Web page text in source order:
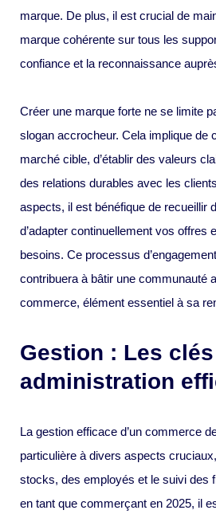
marque. De plus, il est crucial de
marque cohérente sur tous les
confiance et la reconnaissance
Créer une marque forte ne se limite
slogan accrocheur. Cela implique de
marché cible, d’établir des valeurs
des relations durables avec les
aspects, il est bénéfique de recueillir
d’adapter continuellement vos offres
besoins. Ce processus
contribuera à bâtir une communauté
commerce, élément essentiel à sa
Gestion : Les
administration
La gestion efficace d’un commerce
particulière à divers aspects
stocks, des employés et le suivi des
en tant que commerçant en 2025, il